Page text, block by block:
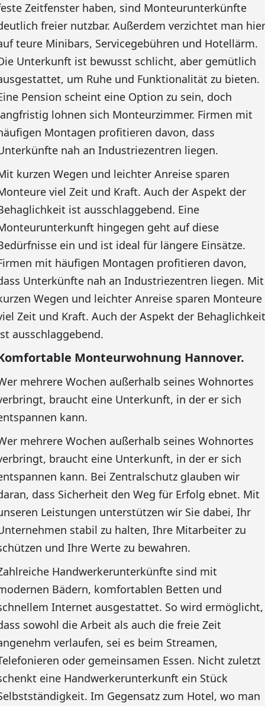
Zeitfenster haben, sind Monteurunterkünfte
freier nutzbar. Außerdem verzichtet man hier
teure Minibars, Servicegebühren und Hotellärm.
Unterkunft ist bewusst schlicht, aber gemütlich
um Ruhe und Funktionalität zu bieten.
Pension scheint eine Option zu sein, doch
lohnen sich Monteurzimmer. Firmen mit
Montagen profitieren davon, dass
nah an Industriezentren liegen.
kurzen Wegen und leichter Anreise sparen
viel Zeit und Kraft. Auch der Aspekt der
ist ausschlaggebend. Eine
hingegen geht auf diese
ein und ist ideal für längere Einsätze.
mit häufigen Montagen profitieren davon,
Unterkünfte nah an Industriezentren liegen. Mit
Wegen und leichter Anreise sparen Monteure
Zeit und Kraft. Auch der Aspekt der Behaglichkeit
ausschlaggebend.
Monteurwohnung Hannover.
mehrere Wochen außerhalb seines Wohnortes
braucht eine Unterkunft, in der er sich
kann.
mehrere Wochen außerhalb seines Wohnortes
braucht eine Unterkunft, in der er sich
kann. Bei Zentralschutz glauben wir
dass Sicherheit den Weg für Erfolg ebnet. Mit
Leistungen unterstützen wir Sie dabei, Ihr
stabil zu halten, Ihre Mitarbeiter zu
und Ihre Werte zu bewahren.
Handwerkerunterkünfte sind mit
Bädern, komfortablen Betten und
Internet ausgestattet. So wird ermöglicht,
sowohl die Arbeit als auch die freie Zeit
verlaufen, sei es beim Streamen,
oder gemeinsamen Essen. Nicht zuletzt
eine Handwerkerunterkunft ein Stück
Im Gegensatz zum Hotel, wo man